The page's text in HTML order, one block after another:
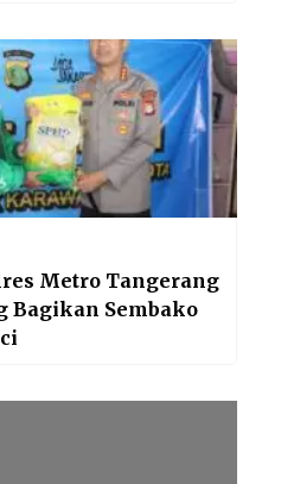
Metro Tangerang
Bagikan Sembako